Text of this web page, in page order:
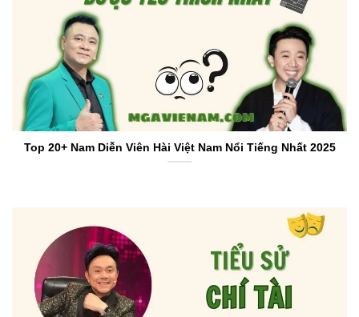
Top 20+ Nam Diễn Viên Hài Việt Nam Nổi Tiếng Nhất 2025